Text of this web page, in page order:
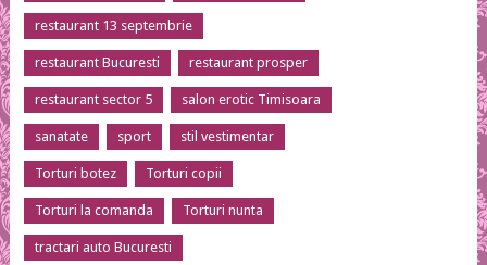
restaurant 13 septembrie
restaurant Bucuresti restaurant prosper
restaurant sector 5 salon erotic Timisoara
sanatate sport stil vestimentar
Torturi botez Torturi copii
Torturi la comanda Torturi nunta
tractari auto Bucuresti